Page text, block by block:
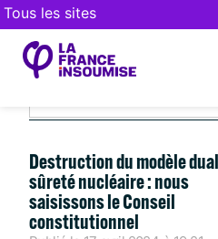
Tous les sites
AVRIL 17, 2024
Destruction du modèle
sûreté nucléaire : nous
saisissons le Conseil
constitutionnel